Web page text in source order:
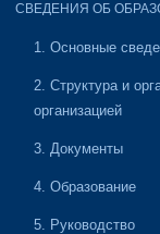
СВЕДЕНИЯ ОБ
1. Основные
2. Структура и
организацией
3. Документы
4. Образование
5. Руководство